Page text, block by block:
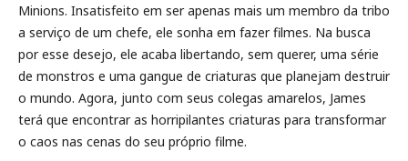
Minions. Insatisfeito em ser apenas mais um membro da tribo
a serviço de um chefe, ele sonha em fazer filmes. Na busca
por esse desejo, ele acaba libertando, sem querer, uma série
de monstros e uma gangue de criaturas que planejam destruir
o mundo. Agora, junto com seus colegas amarelos, James
terá que encontrar as horripilantes criaturas para transformar
o caos nas cenas do seu próprio filme.